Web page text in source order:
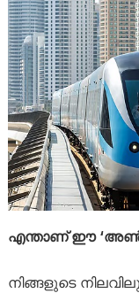
എന്താണ് ഈ
നിങ്ങളുടെ